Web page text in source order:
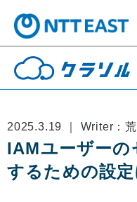
2025.3.19 ｜ Writer：
IAMユーザー
するための設